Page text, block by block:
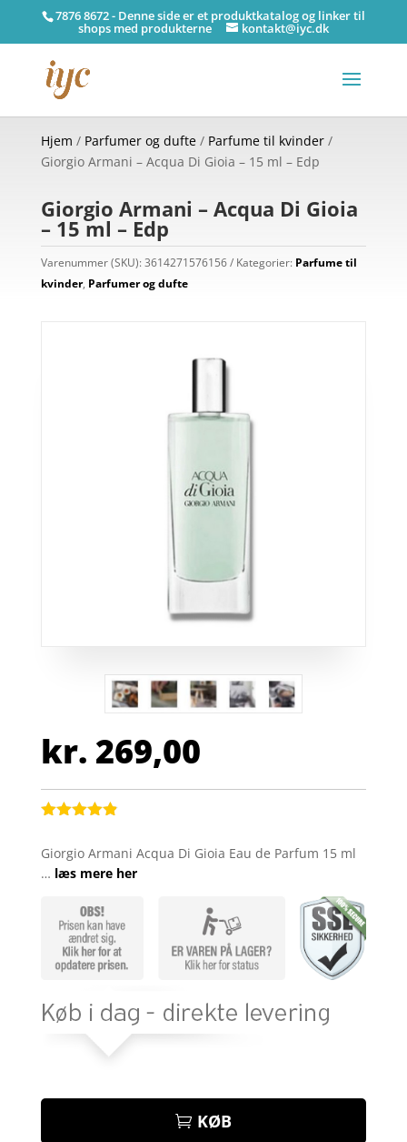
7876 8672 - Denne side er et produktkatalog og linker til
shops med produkterne kontakt@iyc.dk
Hjem / Parfumer og dufte/ Parfume til kvinder/
Giorgio Armani – Acqua Di Gioia – 15 ml – Edp
Giorgio Armani – Acqua Di Gioia
– 15 ml – Edp
Varenummer (SKU):3614271576156 Kategorier: Parfume til
kvinder, Parfumer og dufte
kr. 269,00
ud af 5
baseret på
Giorgio Armani Acqua Di Gioia Eau de Parfum 15 ml
… læs mere her
KØB